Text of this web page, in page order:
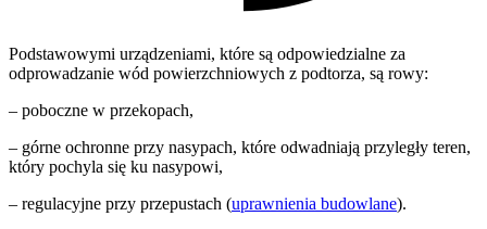
Podstawowymi urządzeniami, które są odpowiedzialne za
odprowadzanie wód powierzchniowych z podtorza, są rowy:
– poboczne w przekopach,
– górne ochronne przy nasypach, które odwadniają przyległy teren,
który pochyla się ku nasypowi,
– regulacyjne przy przepustach (uprawnienia budowlane).